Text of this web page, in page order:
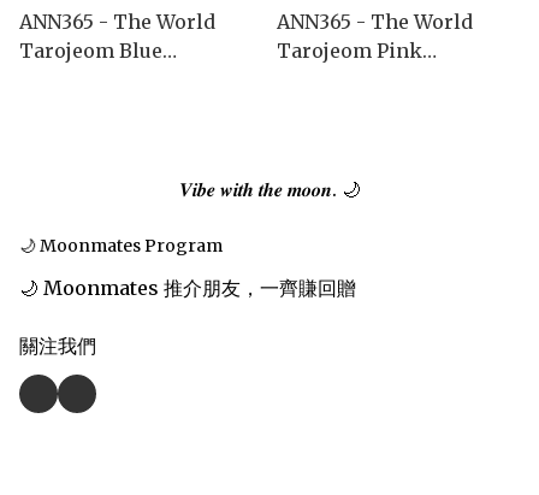
ANN365 - The World
Tarojeom Blue
ANN365 - The World
Tarojeom Pink
𝑽𝒊𝒃𝒆 𝒘𝒊𝒕𝒉 𝒕𝒉𝒆 𝒎𝒐𝒐𝒏. 🌙
🌙 Moonmates Program
🌙 Moonmates 推介朋友，一齊賺回贈
關注我們